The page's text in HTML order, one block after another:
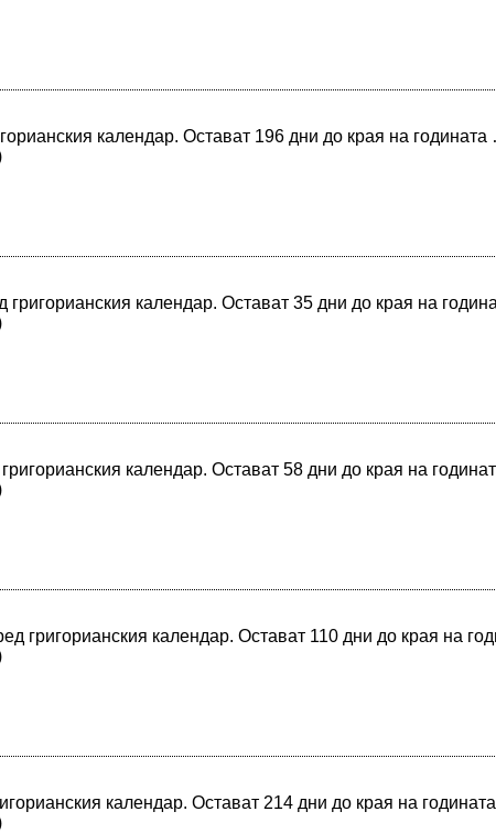
календар. Остават 196 дни до края на годината
календар. Остават 35 дни до края на
календар. Остават 58 дни до края на
григорианския календар. Остават 110 дни до края на
календар. Остават 214 дни до края на